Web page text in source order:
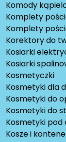
Komody
Komplety
Komplety
Korektory do
Kosiarki
Kosiarki
Kosmetyczki
Kosmetyki dla
Kosmetyki do
Kosmetyki do
Kosmetyki pod
Kosze i